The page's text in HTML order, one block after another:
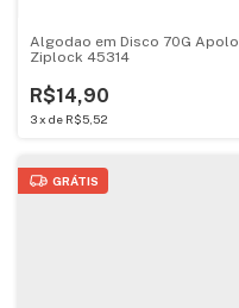
Algodao em Disco 70G Apolo
Ziplock 45314
R$14,90
3x de R$5,52
GRÁTIS